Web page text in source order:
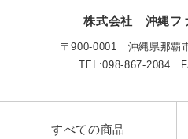
株式会社 沖縄フ
〒900-0001 沖縄県那覇
TEL:098-867-2084
すべての商品